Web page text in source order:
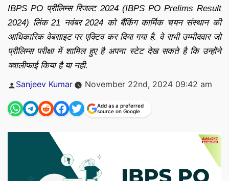
IBPS PO प्रीलिम्स रिजल्ट 2024 (IBPS PO Prelims Result
2024) लिंक 21 नवंबर 2024 को बैंकिंग कार्मिक चयन संस्थान की
आधिकारिक वेबसाइट पर एक्टिव कर दिया गया है. वे सभी उम्मीदवार जो
प्रीलिम्स परीक्षा में शामिल हुए है अपना स्टेट देख सकते है कि उन्होंने
क्वालीफाई किया है या नही.
Posted
Sanjeev Kumar November 22nd, 2024 09:42 am
Add as a preferred
source on Google